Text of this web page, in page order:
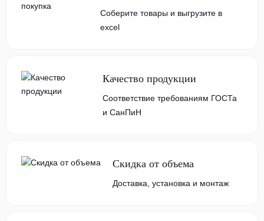
Соберите товары и выгрузите в
excel
Качество продукции
Соответствие требованиям ГОСТа
и СанПиН
Скидка от объема
Доставка, установка и монтаж